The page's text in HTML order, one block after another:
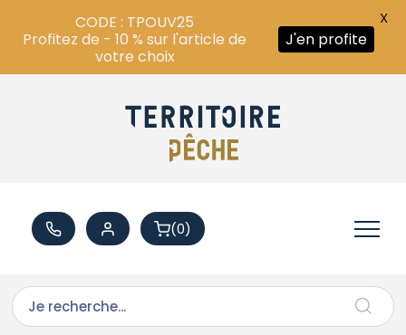
(0)
CODE : TPOUV25
Profitez de - 10 % sur l'article de
votre choix
J'en profite
X